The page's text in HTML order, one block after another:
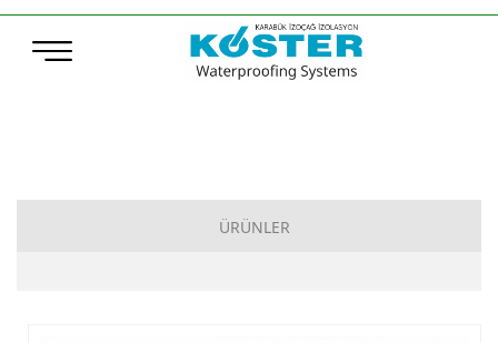
ÜRÜNLER